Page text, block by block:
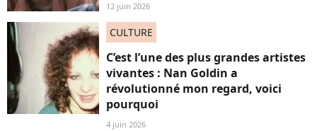
12 juin 2026
CULTURE
C’est l’une des plus grandes artistes
vivantes : Nan Goldin a
révolutionné mon regard, voici
pourquoi
4 juin 2026